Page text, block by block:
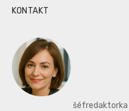
KONTAKT
šéfredaktorka